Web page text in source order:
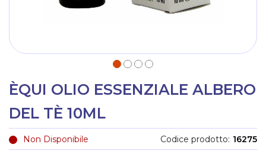
ÈQUI OLIO ESSENZIALE ALBERO
DEL TÈ 10ML
Non Disponibile Codice prodotto 16275